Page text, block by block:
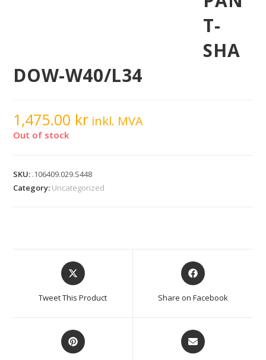
T-
SHA
DOW-W40/L34
1,475.00 kr inkl. MVA
Out of stock
SKU: .106409.029.S448
Category: Uncategorized
Tweet This Product Share on Facebook